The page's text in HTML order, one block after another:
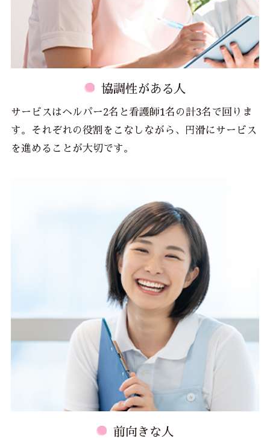
協調性がある人
サービスはヘルパー2名と看護師1名の計3名で回りま
す。それぞれの役割をこなしながら、円滑にサービス
を進めることが大切です。
前向きな人